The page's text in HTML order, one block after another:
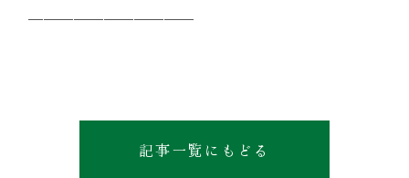
———————————
記事一覧にもどる